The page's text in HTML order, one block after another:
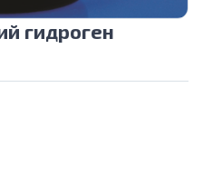
гидроген